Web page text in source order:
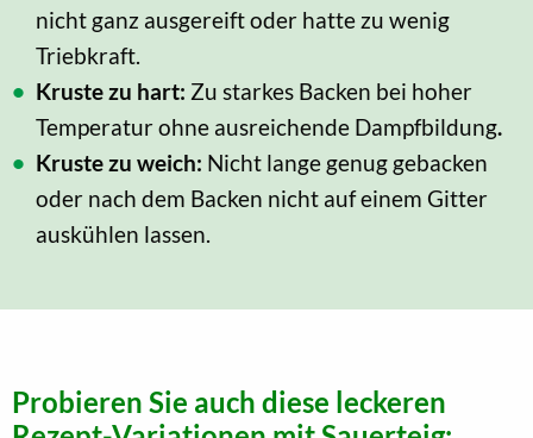
nicht ganz ausgereift oder hatte zu wenig
Triebkraft.
Kruste zu hart: Zu starkes Backen bei hoher
Temperatur ohne ausreichende Dampfbildung.
Kruste zu weich: Nicht lange genug gebacken
oder nach dem Backen nicht auf einem Gitter
auskühlen lassen.
Probieren Sie auch diese leckeren